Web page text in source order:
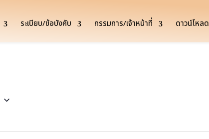
ระเบียบ/ข้อบังคับ กรรมการ/เจ้าหน้าที่ ดาวน์โหล